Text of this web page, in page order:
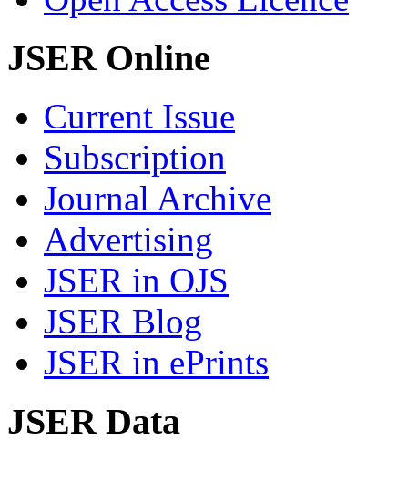
JSER Online
Current Issue
Subscription
Journal Archive
Advertising
JSER in OJS
JSER Blog
JSER in ePrints
JSER Data